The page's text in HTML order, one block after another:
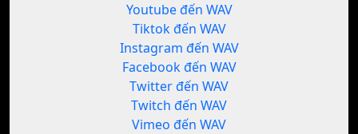
Youtube đến WAV
Tiktok đến WAV
Instagram đến WAV
Facebook đến WAV
Twitter đến WAV
Twitch đến WAV
Vimeo đến WAV